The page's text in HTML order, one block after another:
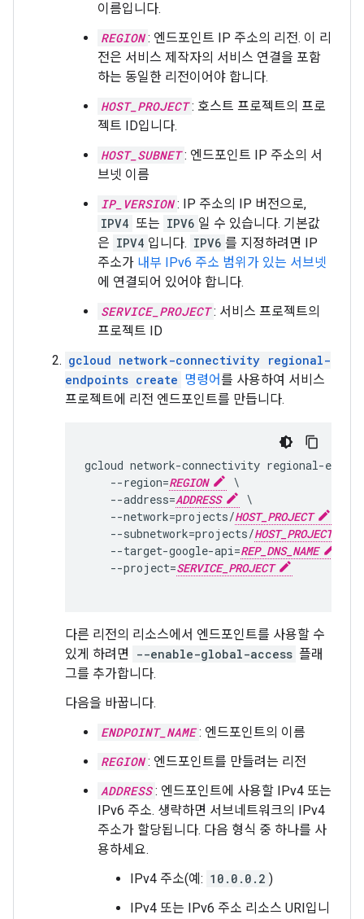
이름입니다.
REGION : 엔드포인트 IP 주소의 리전. 이 리
전은 서비스 제작자의 서비스 연결을 포함
하는 동일한 리전이어야 합니다.
HOST_PROJECT : 호스트 프로젝트의 프로
젝트 ID입니다.
HOST_SUBNET : 엔드포인트 IP 주소의 서
브넷 이름
IP_VERSION : IP 주소의 IP 버전으로,
IPV4 또는 IPV6 일 수 있습니다. 기본값
은 IPV4 입니다. IPV6 를 지정하려면 IP
주소가 내부 IPv6 주소 범위가 있는 서브넷
에 연결되어 있어야 합니다.
SERVICE_PROJECT : 서비스 프로젝트의
프로젝트 ID
gcloud network-connectivity regional-
endpoints create 명령어를 사용하여 서비스
프로젝트에 리전 엔드포인트를 만듭니다.
gcloud network-connectivity regional-
    --region=
REGION
\
    --address=
ADDRESS
\
    --network=projects/
HOST_PROJECT
    --subnetwork=projects/
HOST_PROJECT
    --target-google-api=
REP_DNS_NAME
    --project=
SERVICE_PROJECT
다른 리전의 리소스에서 엔드포인트를 사용할 수
있게 하려면
--enable-global-access 플래
그를 추가합니다.
다음을 바꿉니다.
ENDPOINT_NAME : 엔드포인트의 이름
REGION : 엔드포인트를 만들려는 리전
ADDRESS : 엔드포인트에 사용할 IPv4 또는
IPv6 주소. 생략하면 서브네트워크의 IPv4
주소가 할당됩니다. 다음 형식 중 하나를 사
용하세요.
IPv4 주소(예: 10.0.0.2 )
IPv4 또는 IPv6 주소 리소스 URI입니